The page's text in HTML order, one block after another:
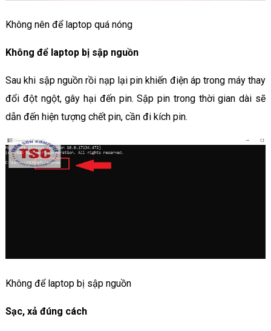
Không nên để laptop quá nóng
Không để laptop bị sập nguồn
Sau khi sập nguồn rồi nạp lại pin khiến điện áp trong máy thay
đổi đột ngột, gây hại đến pin. Sập pin trong thời gian dài sẽ
dẫn đến hiện tượng chết pin, cần đi kích pin.
Không để laptop bị sập nguồn
Sạc, xả đúng cách